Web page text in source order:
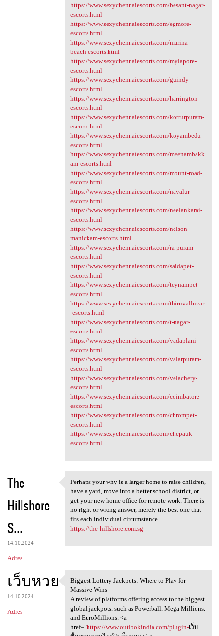
https://www.sexychennaiescorts.com/besant-nagar-
escorts.html
https://www.sexychennaiescorts.com/egmore-
escorts.html
https://www.sexychennaiescorts.com/marina-
beach-escorts.html
https://www.sexychennaiescorts.com/mylapore-
escorts.html
https://www.sexychennaiescorts.com/guindy-
escorts.html
https://www.sexychennaiescorts.com/harrington-
escorts.html
https://www.sexychennaiescorts.com/kotturpuram-
escorts.html
https://www.sexychennaiescorts.com/koyambedu-
escorts.html
https://www.sexychennaiescorts.com/meenambakk
am-escorts.html
https://www.sexychennaiescorts.com/mount-road-
escorts.html
https://www.sexychennaiescorts.com/navalur-
escorts.html
https://www.sexychennaiescorts.com/neelankarai-
escorts.html
https://www.sexychennaiescorts.com/nelson-
manickam-escorts.html
https://www.sexychennaiescorts.com/ra-puram-
escorts.html
https://www.sexychennaiescorts.com/saidapet-
escorts.html
https://www.sexychennaiescorts.com/teynampet-
escorts.html
https://www.sexychennaiescorts.com/thiruvalluvar
-escorts.html
https://www.sexychennaiescorts.com/t-nagar-
escorts.html
https://www.sexychennaiescorts.com/vadaplani-
escorts.html
https://www.sexychennaiescorts.com/valarpuram-
escorts.html
https://www.sexychennaiescorts.com/velachery-
escorts.html
https://www.sexychennaiescorts.com/coimbatore-
escorts.html
https://www.sexychennaiescorts.com/chrompet-
escorts.html
https://www.sexychennaiescorts.com/chepauk-
escorts.html
The
Hillshore
S...
14.10.2024
Adres
Perhaps your why is a larger
Perhaps your why is a larger home to raise children,
have a yard, move into a better school district, or
get your new home office for remote work. There is
no right or wrong answer, merely the best one that
fits each individual circumstance.
https://the-hillshore.com.sg
เว็บหวย
14.10.2024
Adres
Biggest Lottery Jackpots:
Biggest Lottery Jackpots: Where to Play for
Massive Wins
A review of platforms offering access to the biggest
global jackpots, such as Powerball, Mega Millions,
and EuroMillions. <a
href="https://www.outlookindia.com/plugin-เว็บ